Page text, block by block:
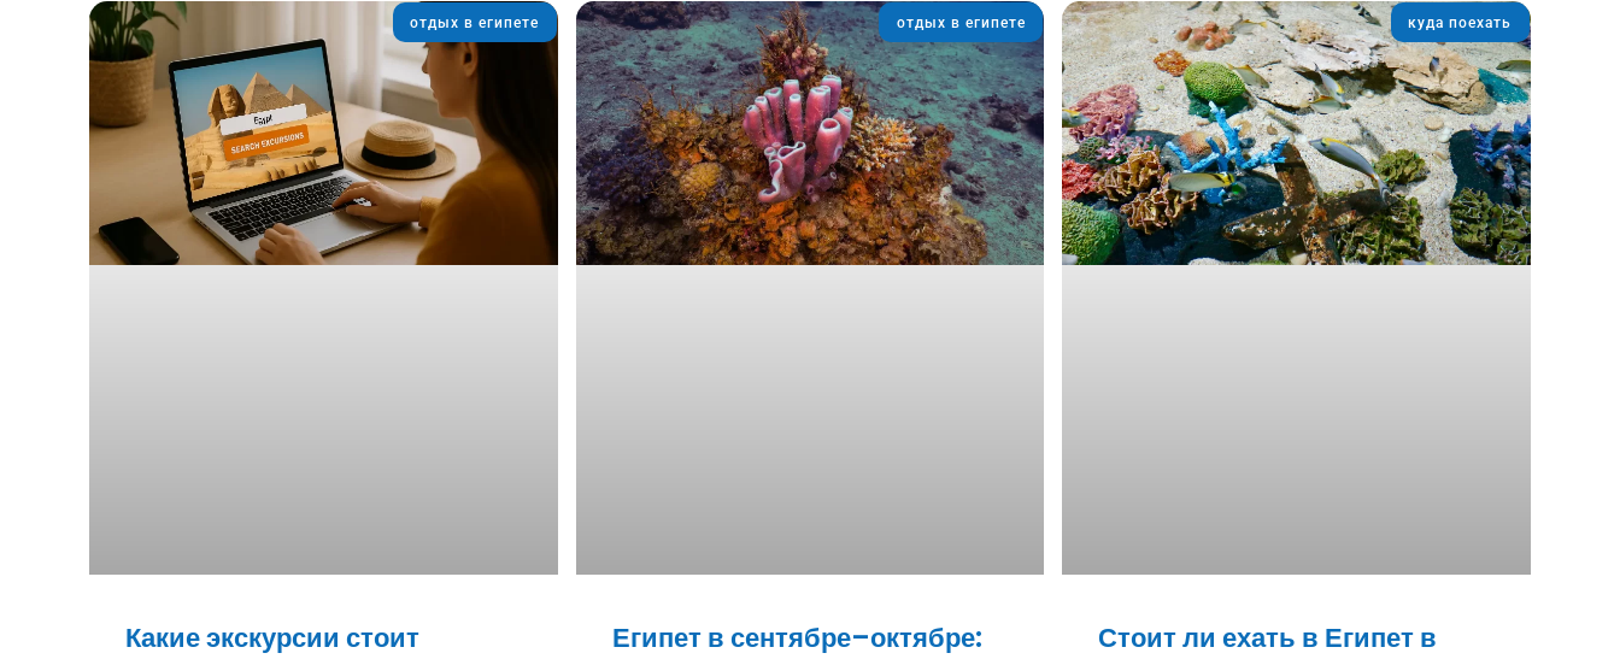
отдых в египете
Какие экскурсии стоит
отдых в египете
Египет в сентябре–октябре:
куда поехать
Стоит ли ехать в Египет в